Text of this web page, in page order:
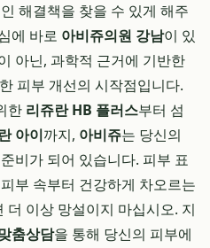
해결책을 찾을 수 있게 해주
에 바로 아비쥬의원 강남이 있
아닌, 과학적 근거에 기반한
피부 개선의 시작점입니다.
한 리쥬란 HB 플러스부터 섬
아이까지, 아비쥬는 당신의
비가 되어 있습니다. 피부 표
부 속부터 건강하게 차오르는
이상 망설이지 마십시오. 지
춤상담을 통해 당신의 피부에